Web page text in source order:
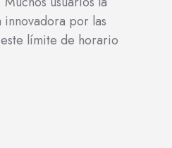
por las
límite de horario